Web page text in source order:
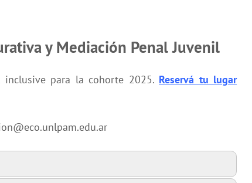
y Mediación Penal Juvenil
para la cohorte 2025. Reservá tu lugar